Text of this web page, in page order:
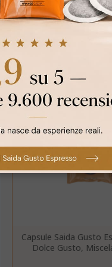
Capsule Saida Gusto
Dolce Gusto,
necessari
MOSTRA DETTAGLI
I cookie strettamente
dell'utente e la gestione
strettamente necessari.